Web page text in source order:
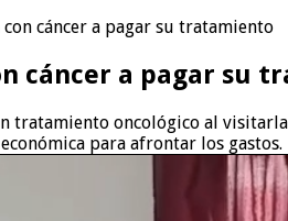
cáncer a pagar su tratamiento
cáncer a pagar su
tratamiento oncológico al
para afrontar los gastos.